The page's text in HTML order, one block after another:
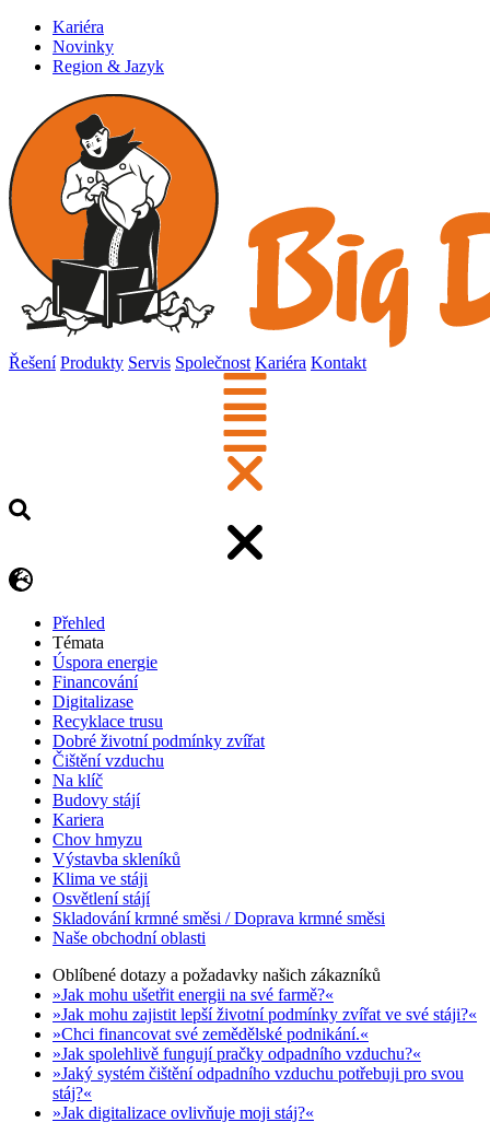
Kariéra
Novinky
Region & Jazyk
Řešení Produkty Servis Společnost Kariéra Kontakt
Přehled
Témata
Úspora energie
Financování
Digitalizase
Recyklace trusu
Dobré životní podmínky zvířat
Čištění vzduchu
Na klíč
Budovy stájí
Kariera
Chov hmyzu
Výstavba skleníků
Klima ve stáji
Osvětlení stájí
Skladování krmné směsi / Doprava krmné směsi
Naše obchodní oblasti
Oblíbené dotazy a požadavky našich zákazníků
»Jak mohu ušetřit energii na své farmě?«
»Jak mohu zajistit lepší životní podmínky zvířat ve své stáji?«
»Chci financovat své zemědělské podnikání.«
»Jak spolehlivě fungují pračky odpadního vzduchu?«
»Jaký systém čištění odpadního vzduchu potřebuji pro svou
stáj?«
»Jak digitalizace ovlivňuje moji stáj?«